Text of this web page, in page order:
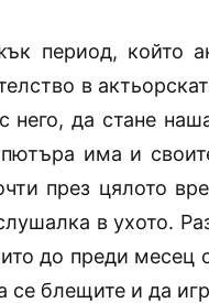
период, който
в
него, да стане
има и
през цялото
в ухото.
до преди месец
се блещите и да